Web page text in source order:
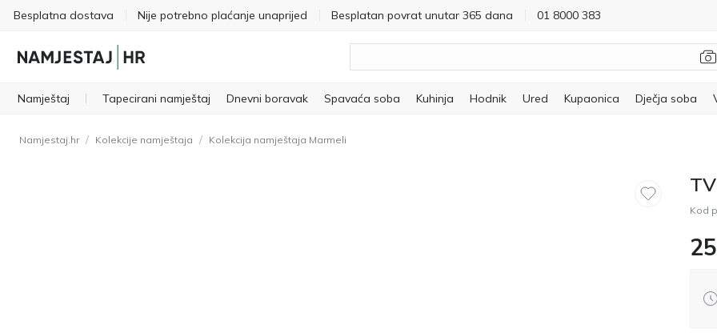
Besplatna dostava Nije potrebno plaćanje unaprijed Besplatan povrat unutar 365 dana 01 8000 383
Namještaj Tapecirani namještaj Dnevni boravak Spavaća soba Kuhinja Hodnik Ured Kupaonica Dječja soba
Namjestaj.hr / Kolekcije namještaja / Kolekcija namještaja Marmeli
Kod